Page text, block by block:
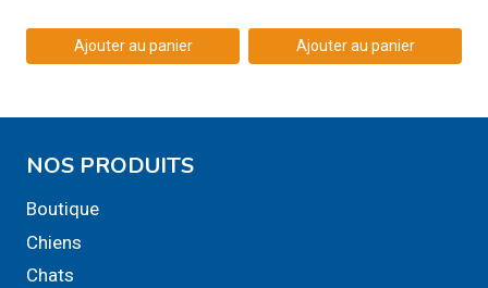
Ajouter au panier Ajouter au panier
NOS PRODUITS
Boutique
Chiens
Chats